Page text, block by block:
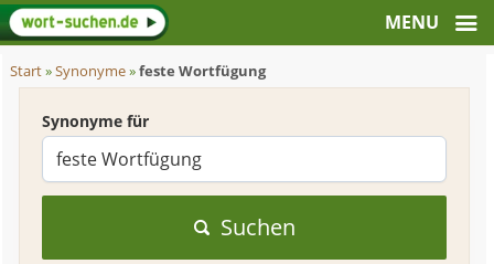
Start»Synonyme»feste Wortfügung
Synonyme für
Suchen